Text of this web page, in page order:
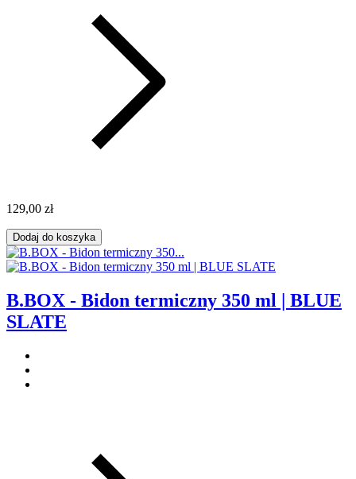
129,00 zł
Dodaj do koszyka
B.BOX - Bidon termiczny 350 ml | BLUE
SLATE